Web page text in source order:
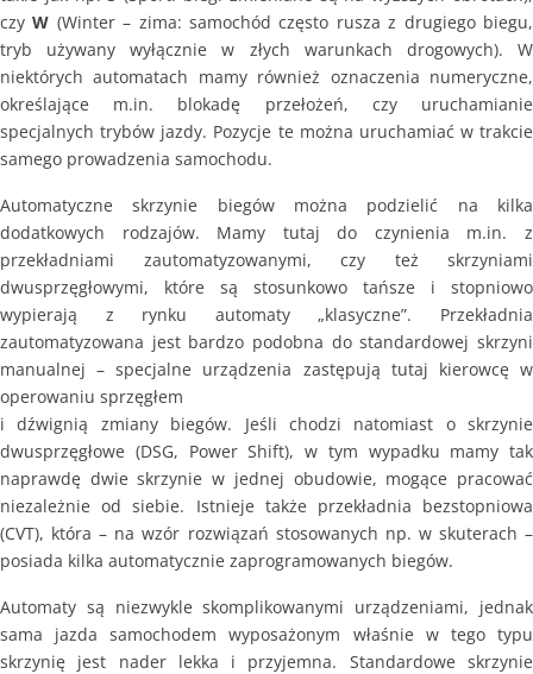
czyW (Winter – zima: samochód często rusza z drugiego biegu,
tryb używany wyłącznie w złych warunkach drogowych). W
niektórych automatach mamy również oznaczenia numeryczne,
określające m.in. blokadę przełożeń, czy uruchamianie
specjalnych trybów jazdy. Pozycje te można uruchamiać w trakcie
samego prowadzenia samochodu.
Automatyczne skrzynie biegów można podzielić na kilka
dodatkowych rodzajów. Mamy tutaj do czynienia m.in. z
przekładniami zautomatyzowanymi, czy też skrzyniami
dwusprzęgłowymi, które są stosunkowo tańsze i stopniowo
wypierają z rynku automaty „klasyczne”. Przekładnia
zautomatyzowana jest bardzo podobna do standardowej skrzyni
manualnej – specjalne urządzenia zastępują tutaj kierowcę w
operowaniu sprzęgłem
i dźwignią zmiany biegów. Jeśli chodzi natomiast o skrzynie
dwusprzęgłowe (DSG, Power Shift), w tym wypadku mamy tak
naprawdę dwie skrzynie w jednej obudowie, mogące pracować
niezależnie od siebie. Istnieje także przekładnia bezstopniowa
(CVT), która – na wzór rozwiązań stosowanych np. w skuterach –
posiada kilka automatycznie zaprogramowanych biegów.
Automaty są niezwykle skomplikowanymi urządzeniami, jednak
sama jazda samochodem wyposażonym właśnie w tego typu
skrzynię jest nader lekka i przyjemna. Standardowe skrzynie